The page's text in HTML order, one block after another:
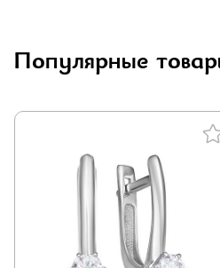
Популярные
Подтверждаю, что я
политики